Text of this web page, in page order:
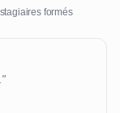
formés